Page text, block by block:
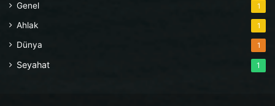
Genel 1
Ahlak 1
Dünya 1
Seyahat 1